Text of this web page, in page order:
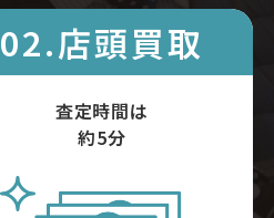
02.店頭買取
査定時間は
約5分